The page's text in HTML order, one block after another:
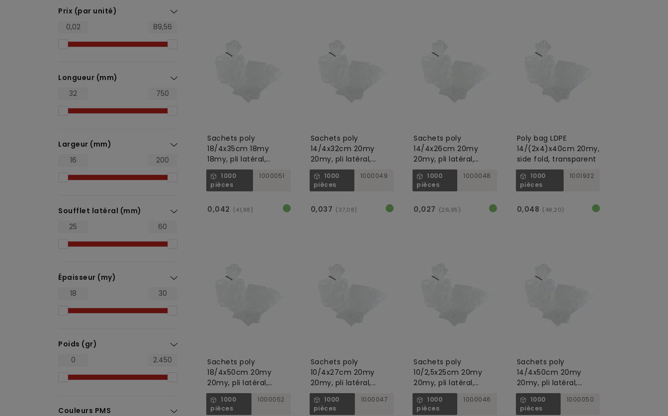
Prix (par unité)
Longueur (mm)
Largeur (mm)
Soufflet latéral (mm)
Épaisseur (my)
Poids (gr)
Couleurs PMS
Sachets poly
18/4x35cm 18my
18my, pli latéral,
transparent
1000
pièces
1000051
0,042 (41,98)
Sachets poly
14/4x32cm 20my
20my, pli latéral,
transparent
1000
pièces
1000049
0,037 (37,08)
Sachets poly
14/4x26cm 20my
20my, pli latéral,
transparent
1000
pièces
1000048
0,027 (26,95)
Poly bag LDPE
14/(2x4)x40cm 20my,
side fold, transparent
1000
pièces
1001932
0,048 (48,20)
Sachets poly
18/4x50cm 20my
20my, pli latéral,
transparent
1000
pièces
1000052
Sachets poly
10/4x27cm 20my
20my, pli latéral,
transparent
1000
pièces
1000047
Sachets poly
10/2,5x25cm 20my
20my, pli latéral,
transparent
1000
pièces
1000046
Sachets poly
14/4x50cm 20my
20my, pli latéral,
transparent
1000
pièces
1000050